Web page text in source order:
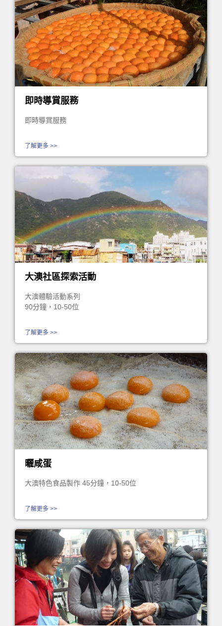
即時導賞服務
即時導賞服務
了解更多 >>
大澳社區探索活動
大澳體驗活動系列
90分鐘，10-50位
了解更多 >>
曬咸蛋
大澳特色食品製作 45分鐘，10-50位
了解更多 >>